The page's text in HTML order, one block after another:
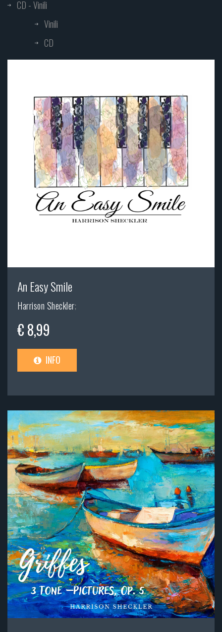
CD - Vinili
Vinili
CD
An Easy Smile
Harrison Sheckler;
€ 8,99
INFO